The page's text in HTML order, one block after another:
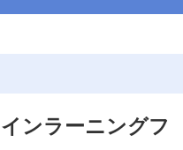
ンラーニングフ